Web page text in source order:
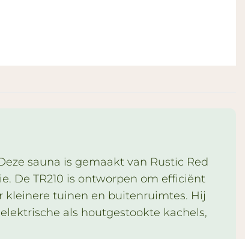
sauna is gemaakt van Rustic Red
De TR210 is ontworpen om efficiënt
kleinere tuinen en buitenruimtes. Hij
als houtgestookte kachels,